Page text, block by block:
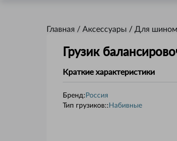
Главная / Аксессуары / Для
Грузик
Краткие характеристики
Бренд: Россия
Тип грузиков:: Набивные